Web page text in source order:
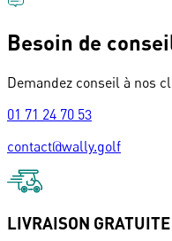
Besoin de
Demandez conseil à nos
01 71 24 70 53
contact@wally.golf
LIVRAISON